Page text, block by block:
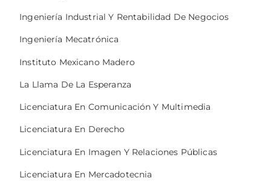
Ingeniería Industrial Y Rentabilidad De Negocios
Ingeniería Mecatrónica
Instituto Mexicano Madero
La Llama De La Esperanza
Licenciatura En Comunicación Y Multimedia
Licenciatura En Derecho
Licenciatura En Imagen Y Relaciones Públicas
Licenciatura En Mercadotecnia